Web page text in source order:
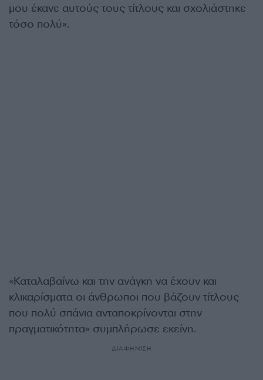
μου έκανε αυτούς τους τίτλους και σχολιάστηκε
τόσο πολύ».
«Καταλαβαίνω και την ανάγκη να έχουν και
κλικαρίσματα οι άνθρωποι που βάζουν τίτλους
που πολύ σπάνια ανταποκρίνονται στην
πραγματικότητα» συμπλήρωσε εκείνη.
ΔΙΑΦΗΜΙΣΗ